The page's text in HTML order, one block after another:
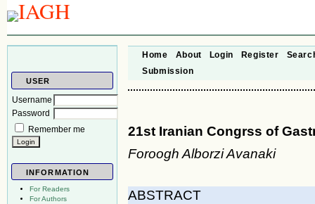
USER
Username
Password
Remember me
INFORMATION
For Readers
For Authors
Home About Login Register
Submission
21st Iranian Congrss of
Foroogh Alborzi Avanaki
ABSTRACT